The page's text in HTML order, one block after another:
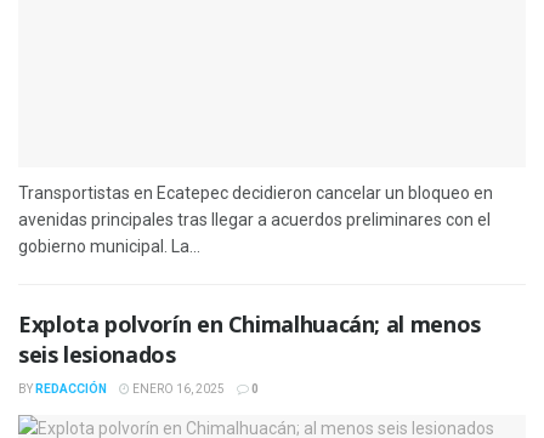
Transportistas en Ecatepec decidieron cancelar un bloqueo en
avenidas principales tras llegar a acuerdos preliminares con el
gobierno municipal. La...
Explota polvorín en Chimalhuacán; al menos
seis lesionados
BY REDACCIÓN ENERO 16, 2025 0